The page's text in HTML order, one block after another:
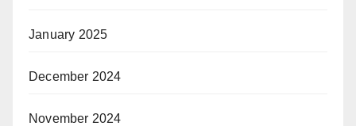
January 2025
December 2024
November 2024